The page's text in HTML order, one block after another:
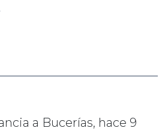
a Bucerías, hace 9